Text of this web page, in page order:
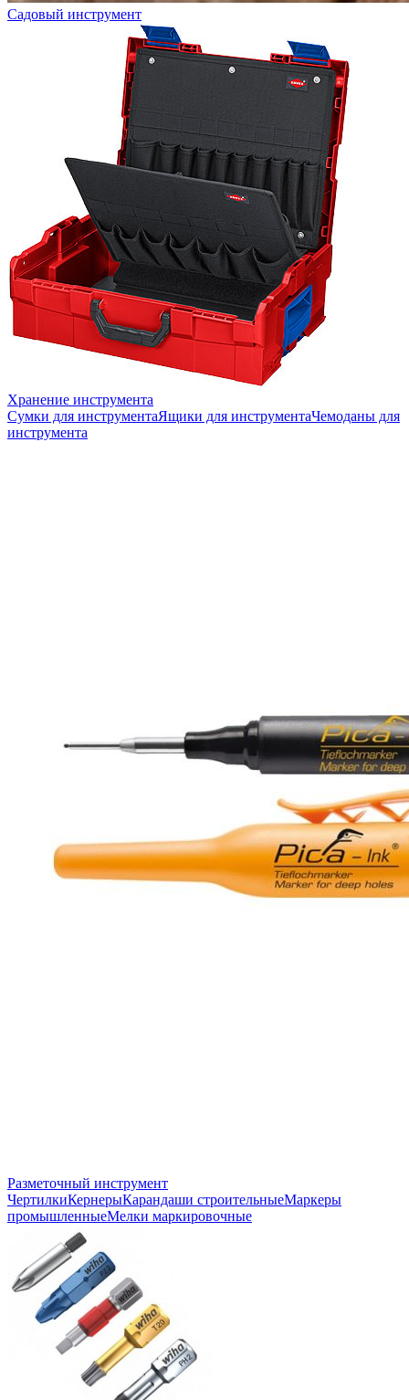
Садовый инструмент
Хранение инструмента
Сумки для инструментаЯщики для инструментаЧемоданы для
инструмента
Разметочный инструмент
ЧертилкиКернерыКарандаши строительныеМаркеры
промышленныеМелки маркировочные